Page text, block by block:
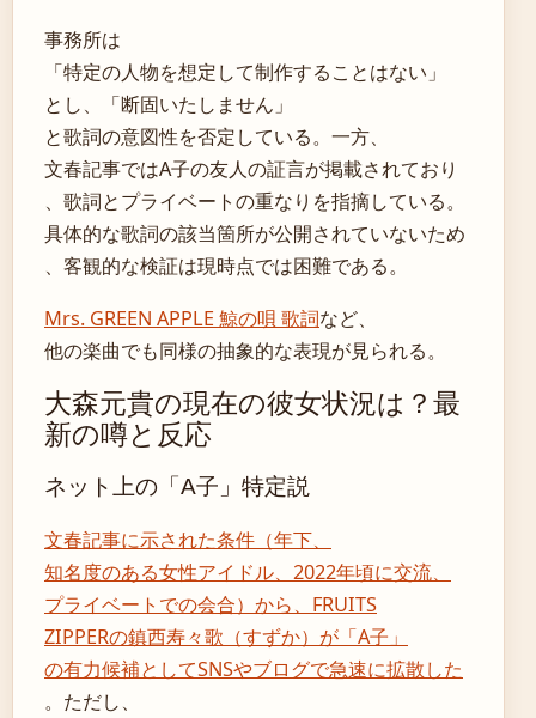
事務所は
「特定の人物を想定して制作することはない」
とし、「断固いたしません」
と歌詞の意図性を否定している。一方、
文春記事ではA子の友人の証言が掲載されており
、歌詞とプライベートの重なりを指摘している。
具体的な歌詞の該当箇所が公開されていないため
、客観的な検証は現時点では困難である。
Mrs. GREEN APPLE 鯨の唄 歌詞など、
他の楽曲でも同様の抽象的な表現が見られる。
大森元貴の現在の彼女状況は？最
新の噂と反応
ネット上の「A子」特定説
文春記事に示された条件（年下、
知名度のある女性アイドル、2022年頃に交流、
プライベートでの会合）から、FRUITS
ZIPPERの鎮西寿々歌（すずか）が「A子」
の有力候補としてSNSやブログで急速に拡散した
。ただし、